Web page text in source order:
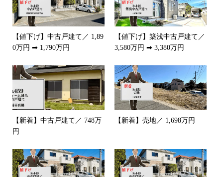
【値下げ】中古戸建て／ 1,89
0万円 ➡ 1,790万円
【値下げ】築浅中古戸建て／
3,580万円 ➡ 3,380万円
【新着】中古戸建て／ 748万
円
【新着】売地／ 1,698万円